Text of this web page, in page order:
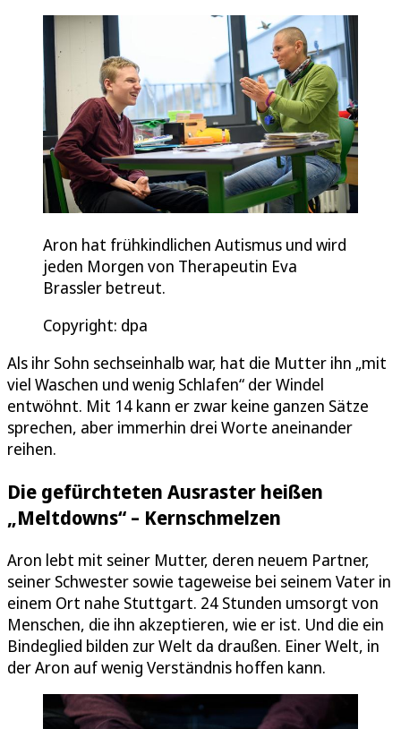
Aron hat frühkindlichen Autismus und wird
jeden Morgen von Therapeutin Eva
Brassler betreut.
Copyright: dpa
Als ihr Sohn sechseinhalb war, hat die Mutter ihn „mit
viel Waschen und wenig Schlafen“ der Windel
entwöhnt. Mit 14 kann er zwar keine ganzen Sätze
sprechen, aber immerhin drei Worte aneinander
reihen.
Die gefürchteten Ausraster heißen
„Meltdowns“ – Kernschmelzen
Aron lebt mit seiner Mutter, deren neuem Partner,
seiner Schwester sowie tageweise bei seinem Vater in
einem Ort nahe Stuttgart. 24 Stunden umsorgt von
Menschen, die ihn akzeptieren, wie er ist. Und die ein
Bindeglied bilden zur Welt da draußen. Einer Welt, in
der Aron auf wenig Verständnis hoffen kann.